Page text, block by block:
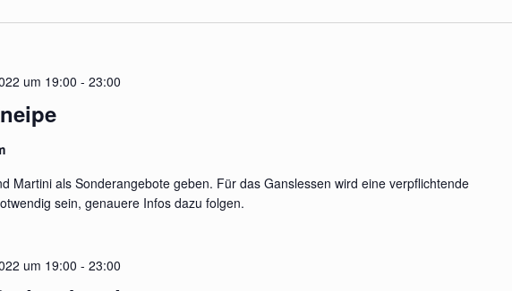
um 19:00 - 23:00
Martini als Sonderangebote geben. Für das Ganslessen wird eine verpflichtende
sein, genauere Infos dazu folgen.
um 19:00 - 23:00